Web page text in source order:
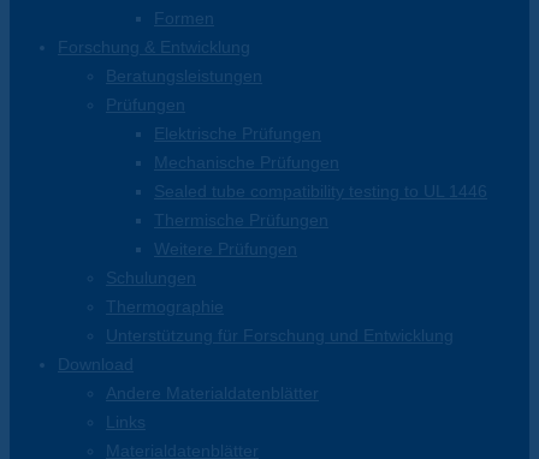
Formen
Forschung & Entwicklung
Beratungsleistungen
Prüfungen
Elektrische Prüfungen
Mechanische Prüfungen
Sealed tube compatibility testing to UL 1446
Thermische Prüfungen
Weitere Prüfungen
Schulungen
Thermographie
Unterstützung für Forschung und Entwicklung
Download
Andere Materialdatenblätter
Links
Materialdatenblätter